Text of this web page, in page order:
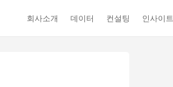
회사소개 데이터 컨설팅 인사이트